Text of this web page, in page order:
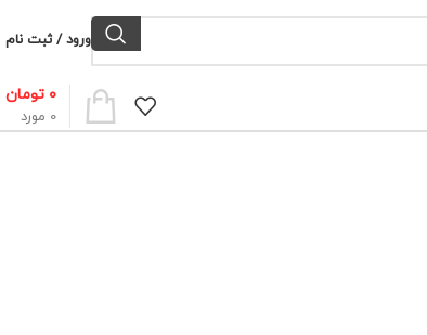
ورود / ثبت نام
0 مورد
۰ تومان